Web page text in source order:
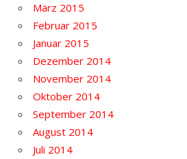
März 2015
Februar 2015
Januar 2015
Dezember 2014
November 2014
Oktober 2014
September 2014
August 2014
Juli 2014